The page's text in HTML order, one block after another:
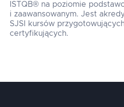
ISTQB® na poziomie
i zaawansowanym. Jest
SJSI kursów
certyfikujących.